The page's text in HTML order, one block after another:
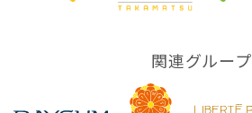
関連グループ